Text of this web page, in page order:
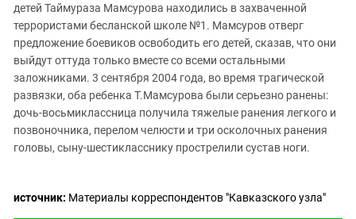
детей Таймураза Мамсурова находились в захваченной
террористами бесланской школе №1. Мамсуров отверг
предложение боевиков освободить его детей, сказав, что они
выйдут оттуда только вместе со всеми остальными
заложниками. 3 сентября 2004 года, во время трагической
развязки, оба ребенка Т.Мамсурова были серьезно ранены:
дочь-восьмиклассница получила тяжелые ранения легкого и
позвоночника, перелом челюсти и три осколочных ранения
головы, сыну-шестикласснику прострелили сустав ноги.
источник: Материалы корреспондентов "Кавказского узла"